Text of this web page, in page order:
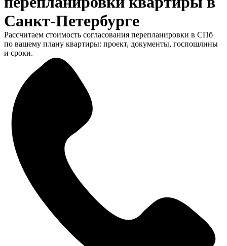
Санкт-Петербурге
Рассчитаем стоимость согласования перепланировки в СПб
по вашему плану квартиры: проект, документы, госпошлины
и сроки.